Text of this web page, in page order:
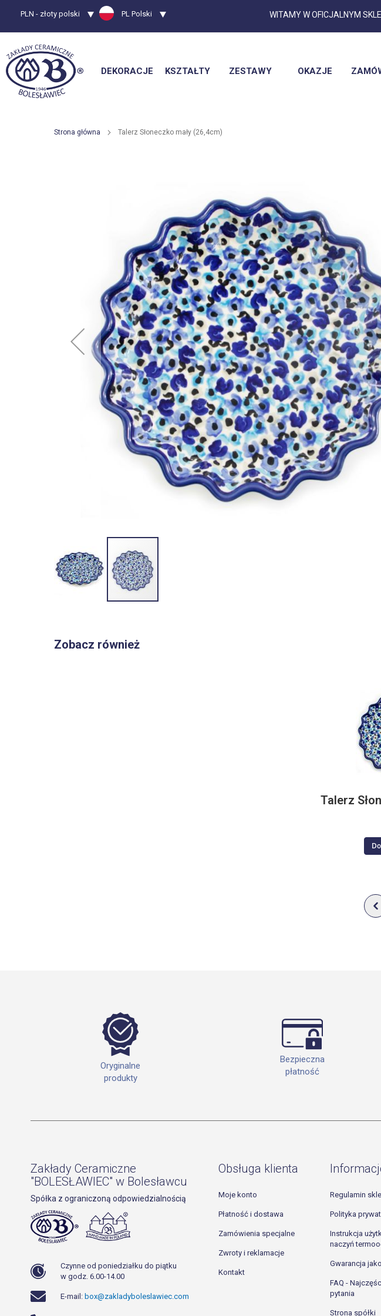
Przejdź
Waluta
PLN - złoty polski Język PL Polski WITAMY W OFICJALNYM
DEKORACJE KSZTAŁTY ZESTAWY OKAZJE
Strona główna Talerz Słoneczko mały (26,4cm)
galerii
Zobacz również
Talerz
Oryginalne
produkty
Bezpieczna
płatność
Zakłady Ceramiczne
"BOLESŁAWIEC" w Bolesławcu
Spółka z ograniczoną odpowiedzialnością
Czynne od poniedziałku do piątku
w godz. 6.00-14.00
E-mail: box@zakladyboleslawiec.com
Obsługa klienta
Moje konto
Płatność i dostawa
Zamówienia specjalne
Zwroty i reklamacje
Kontakt
Regulamin
Polityka
Instrukcja
naczyń
Gwarancja
FAQ -
pytania
Strona spółki